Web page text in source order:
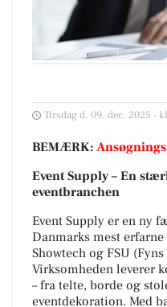
Tirsdag d. 09. dec. 2025 -
BEMÆRK:
Event Supply – En
eventbranchen
Event Supply er en ny
Danmarks mest
Showtech og FSU
Virksomheden leverer
– fra telte, borde og
eventdekoration. Med